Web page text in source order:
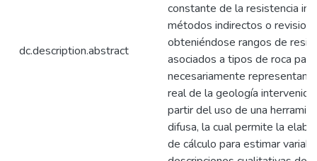
dc.description.abstract
constante de la resistencia
métodos indirectos o
obteniéndose rangos de
asociados a tipos de roca
necesariamente representan
real de la geología
partir del uso de una
difusa, la cual permite la
de cálculo para estimar